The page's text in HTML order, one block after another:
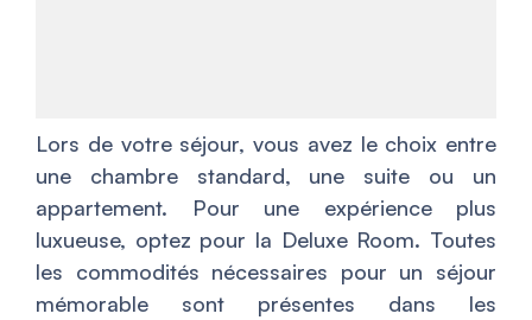
Lors de votre séjour, vous avez le choix entre
une chambre standard, une suite ou un
appartement. Pour une expérience plus
luxueuse, optez pour la Deluxe Room. Toutes
les commodités nécessaires pour un séjour
mémorable sont présentes dans les